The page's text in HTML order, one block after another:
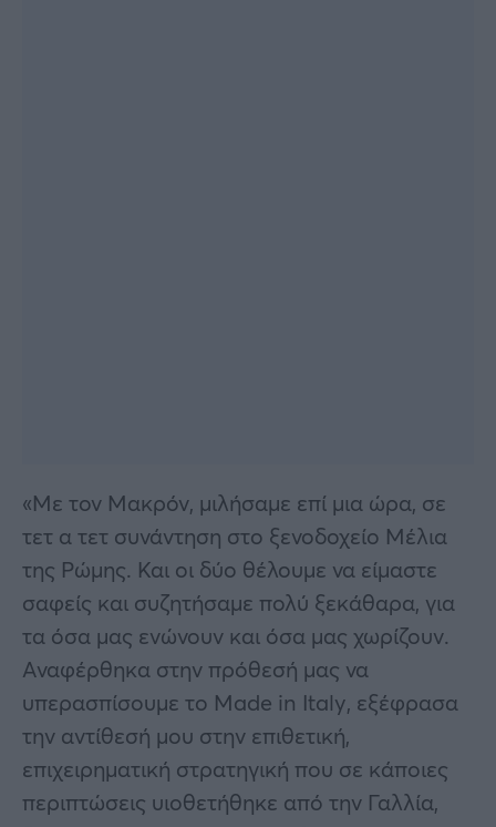
«Με τον Μακρόν, μιλήσαμε επί μια ώρα, σε
τετ α τετ συνάντηση στο ξενοδοχείο Μέλια
της Ρώμης. Και οι δύο θέλουμε να είμαστε
σαφείς και συζητήσαμε πολύ ξεκάθαρα, για
τα όσα μας ενώνουν και όσα μας χωρίζουν.
Αναφέρθηκα στην πρόθεσή μας να
υπερασπίσουμε το Made in Italy, εξέφρασα
την αντίθεσή μου στην επιθετική,
επιχειρηματική στρατηγική που σε κάποιες
περιπτώσεις υιοθετήθηκε από την Γαλλία,